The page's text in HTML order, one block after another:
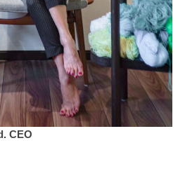
CEO